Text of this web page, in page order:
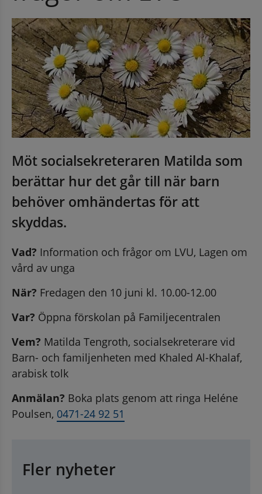
Möt socialsekreteraren Matilda som
berättar hur det går till när barn
behöver omhändertas för att
skyddas.
Vad? Information och frågor om LVU, Lagen om
vård av unga
När? Fredagen den 10 juni kl. 10.00-12.00
Var? Öppna förskolan på Familjecentralen
Vem? Matilda Tengroth, socialsekreterare vid
Barn- och familjenheten med Khaled Al-Khalaf,
arabisk tolk
Anmälan? Boka plats genom att ringa Heléne
Poulsen, 0471-24 92 51
Fler nyheter